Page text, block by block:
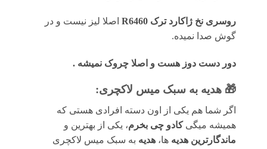
روسری نخ ژاکارد ترک R6460
اصلا لیز نیست و در
گوش صدا نمیده.
دور دست دوز هست و اصلا چروک نمیشه .
🎁 هدیه به سبک میس لاکچری:
اگر شما هم یکی از اون دسته افرادی هستی که
همیشه میگیکادو چی بخرم، یکی از بهترین و
ماندگارترین هدیه ها، هدیه به سبک میس لاکچری